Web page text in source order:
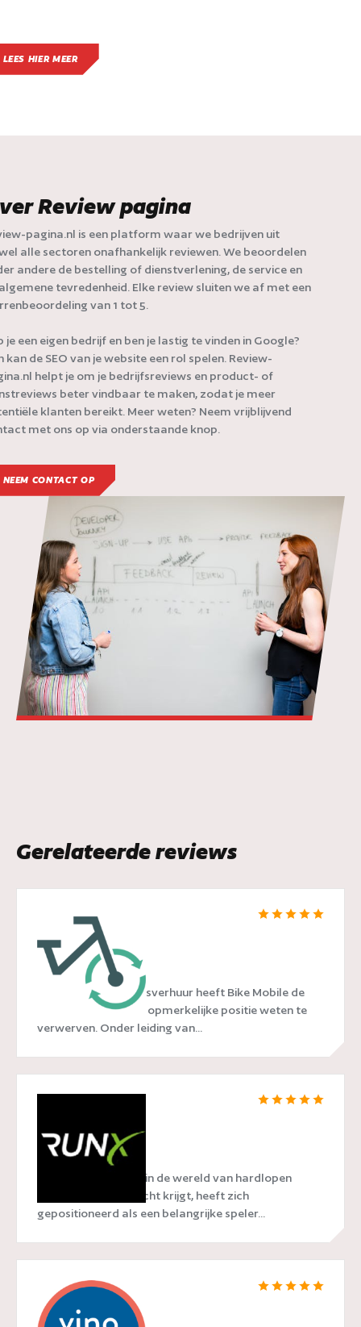
LEES HIER MEER
Review pagina
pagina.nl is een platform waar we bedrijven uit
alle sectoren onafhankelijk reviewen. We beoordelen
andere de bestelling of dienstverlening, de service en
tevredenheid. Elke review sluiten we af met een
van 1 tot 5.
je een eigen bedrijf en ben je lastig te vinden in Google?
kan de SEO van je website een rol spelen. Review-
helpt je om je bedrijfsreviews en product- of
beter vindbaar te maken, zodat je meer
klanten bereikt. Meer weten? Neem vrijblijvend
met ons op via onderstaande knop.
NEEM CONTACT OP
Gerelateerde reviews
Bike Mobile
In de wereld van fietsverhuur heeft Bike Mobile de
afgelopen jaren een opmerkelijke positie weten te
verwerven. Onder leiding van...
RunX
RunX, een naam die in de wereld van hardlopen
steeds meer aandacht krijgt, heeft zich
gepositioneerd als een belangrijke speler...